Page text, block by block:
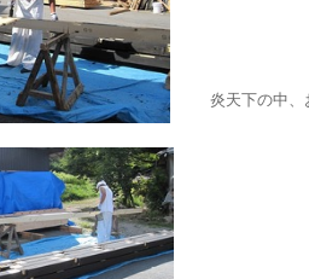
炎天下の中、